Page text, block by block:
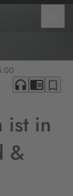
headphones chrome_reader_mode bookmark_border
ist in
&